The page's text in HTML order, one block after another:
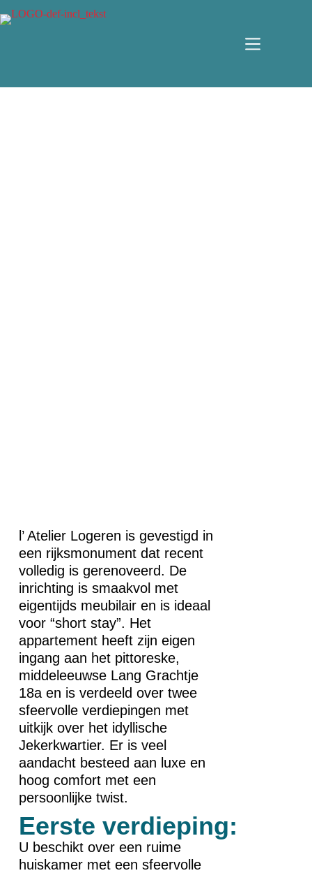
l’ Atelier Logeren is gevestigd in
een rijksmonument dat recent
volledig is gerenoveerd. De
inrichting is smaakvol met
eigentijds meubilair en is ideaal
voor “short stay”. Het
appartement heeft zijn eigen
ingang aan het pittoreske,
middeleeuwse Lang Grachtje
18a en is verdeeld over twee
sfeervolle verdiepingen met
uitkijk over het idyllische
Jekerkwartier. Er is veel
aandacht besteed aan luxe en
hoog comfort met een
persoonlijke twist.
Eerste verdieping:
U beschikt over een ruime
huiskamer met een sfeervolle